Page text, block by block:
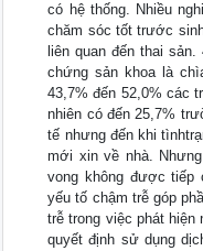
có hệ thống. Nhiều
chăm sóc tốt trước
liên quan đến thai
chứng sản khoa là
43,7% đến 52,0% các
nhiên có đến 25,7%
tế nhưng đến khi
mới xin về nhà.
vong không được
yếu tố chậm trễ góp
trễ trong việc phát
quyết định sử dụng